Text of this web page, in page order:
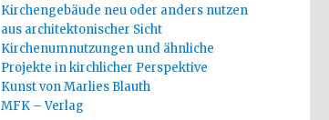
Kirchengebäude neu oder anders nutzen
aus architektonischer Sicht
Kirchenumnutzungen und ähnliche
Projekte in kirchlicher Perspektive
Kunst von Marlies Blauth
MFK – Verlag